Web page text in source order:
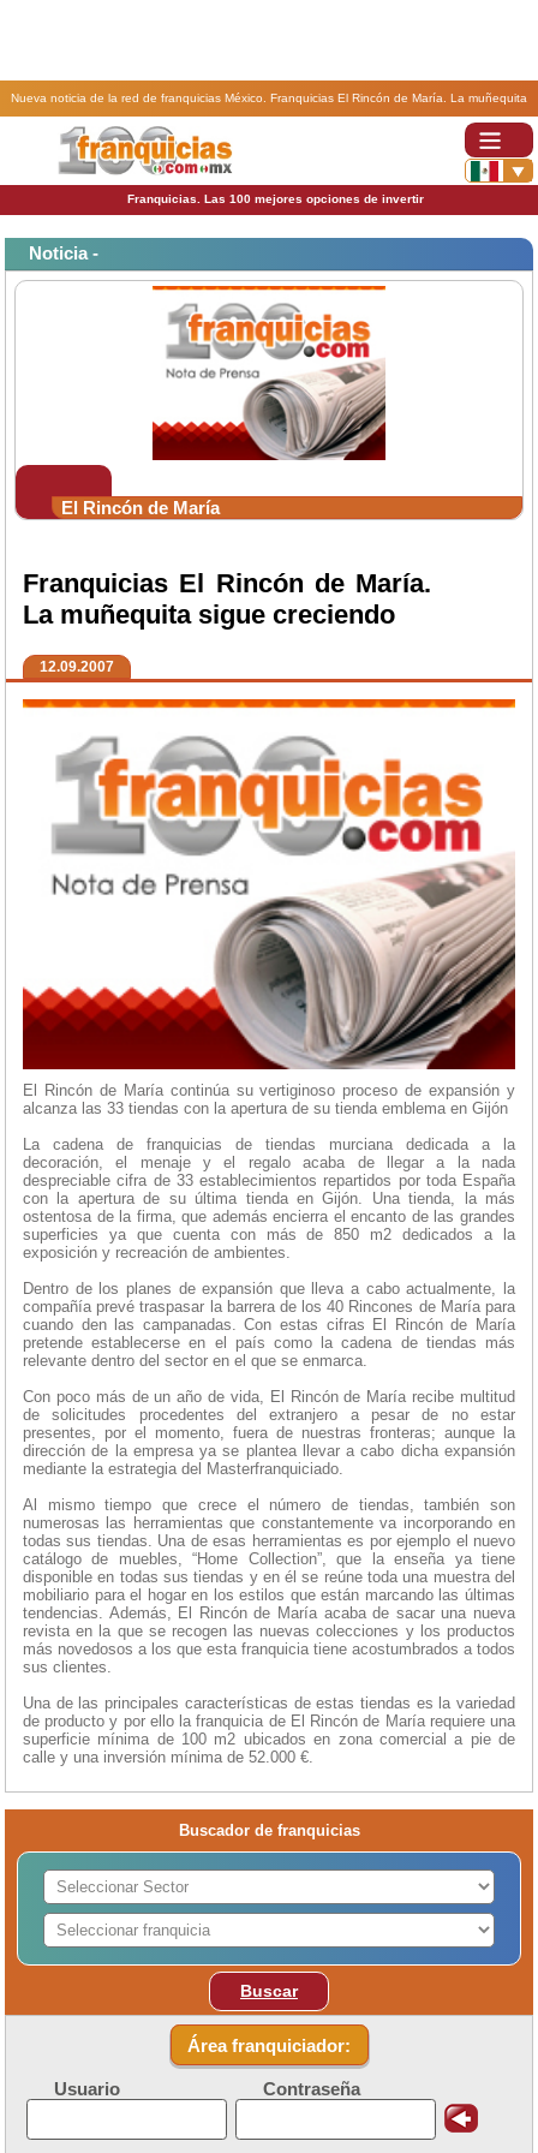
Nueva noticia de la red de franquicias México. Franquicias El Rincón de María. La muñequita
Franquicias. Las 100 mejores opciones de invertir
Noticia -
El Rincón de María
Franquicias El Rincón de María.
La muñequita sigue creciendo
12.09.2007
El Rincón de María continúa su vertiginoso proceso de expansión y
alcanza las 33 tiendas con la apertura de su tienda emblema en Gijón
La cadena de franquicias de tiendas murciana dedicada a la
decoración, el menaje y el regalo acaba de llegar a la nada
despreciable cifra de 33 establecimientos repartidos por toda España
con la apertura de su última tienda en Gijón. Una tienda, la más
ostentosa de la firma, que además encierra el encanto de las grandes
superficies ya que cuenta con más de 850 m2 dedicados a la
exposición y recreación de ambientes.
Dentro de los planes de expansión que lleva a cabo actualmente, la
compañía prevé traspasar la barrera de los 40 Rincones de María para
cuando den las campanadas. Con estas cifras El Rincón de María
pretende establecerse en el país como la cadena de tiendas más
relevante dentro del sector en el que se enmarca.
Con poco más de un año de vida, El Rincón de María recibe multitud
de solicitudes procedentes del extranjero a pesar de no estar
presentes, por el momento, fuera de nuestras fronteras; aunque la
dirección de la empresa ya se plantea llevar a cabo dicha expansión
mediante la estrategia del Masterfranquiciado.
Al mismo tiempo que crece el número de tiendas, también son
numerosas las herramientas que constantemente va incorporando en
todas sus tiendas. Una de esas herramientas es por ejemplo el nuevo
catálogo de muebles, “Home Collection”, que la enseña ya tiene
disponible en todas sus tiendas y en él se reúne toda una muestra del
mobiliario para el hogar en los estilos que están marcando las últimas
tendencias. Además, El Rincón de María acaba de sacar una nueva
revista en la que se recogen las nuevas colecciones y los productos
más novedosos a los que esta franquicia tiene acostumbrados a todos
sus clientes.
Una de las principales características de estas tiendas es la variedad
de producto y por ello la franquicia de El Rincón de María requiere una
superficie mínima de 100 m2 ubicados en zona comercial a pie de
calle y una inversión mínima de 52.000 €.
Buscador de franquicias
Buscar
Área franquiciador:
Usuario Contraseña